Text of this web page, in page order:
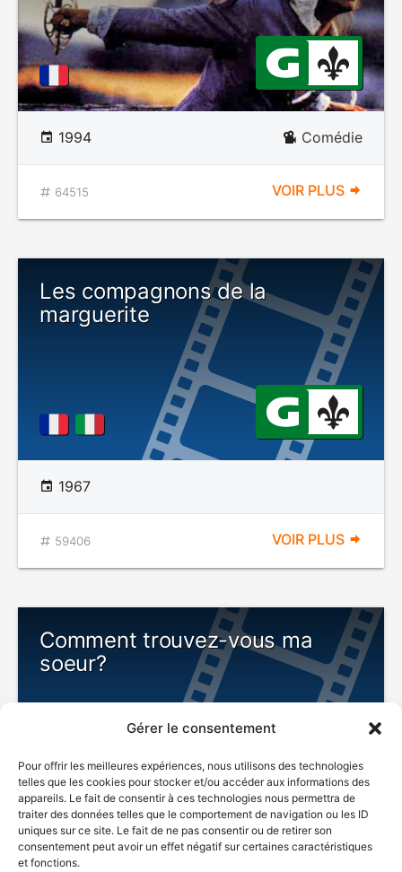
Gérer le consentement
Pour offrir les meilleures expériences, nous utilisons des technologies
telles que les cookies pour stocker et/ou accéder aux informations des
appareils. Le fait de consentir à ces technologies nous permettra de
traiter des données telles que le comportement de navigation ou les ID
uniques sur ce site. Le fait de ne pas consentir ou de retirer son
consentement peut avoir un effet négatif sur certaines caractéristiques
et fonctions.
1994 Comédie
64515 VOIR PLUS
Les compagnons de la
marguerite
1967
59406 VOIR PLUS
Comment trouvez-vous ma
soeur?
1963